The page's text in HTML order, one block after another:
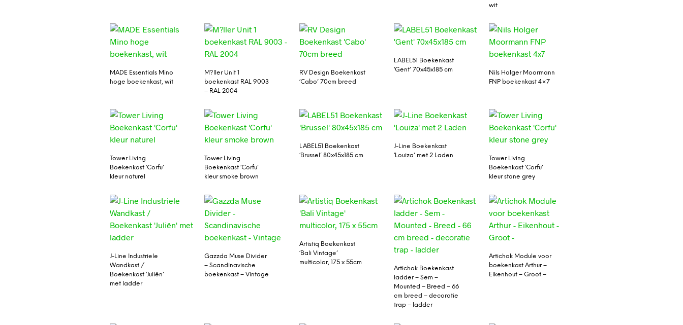
wit
MADE Essentials Mino
hoge boekenkast, wit
M?ller Unit 1
boekenkast RAL 9003
– RAL 2004
RV Design Boekenkast
‘Cabo’ 70cm breed
LABEL51 Boekenkast
‘Gent’ 70x45x185 cm
Nils Holger Moormann
FNP boekenkast 4×7
Tower Living
Boekenkast ‘Corfu’
kleur naturel
Tower Living
Boekenkast ‘Corfu’
kleur smoke brown
LABEL51 Boekenkast
‘Brussel’ 80x45x185 cm
J-Line Boekenkast
‘Louiza’ met 2 Laden
Tower Living
Boekenkast ‘Corfu’
kleur stone grey
J-Line Industriele
Wandkast /
Boekenkast ‘Juliën’
met ladder
Gazzda Muse Divider
– Scandinavische
boekenkast – Vintage
Artistiq Boekenkast
‘Bali Vintage’
multicolor, 175 x 55cm
Artichok Boekenkast
ladder – Sem –
Mounted – Breed – 66
cm breed – decoratie
trap – ladder
Artichok Module voor
boekenkast Arthur –
Eikenhout – Groot –